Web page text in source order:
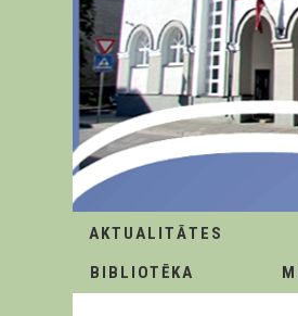
AKTUALITĀTES
BIBLIOTĒKA